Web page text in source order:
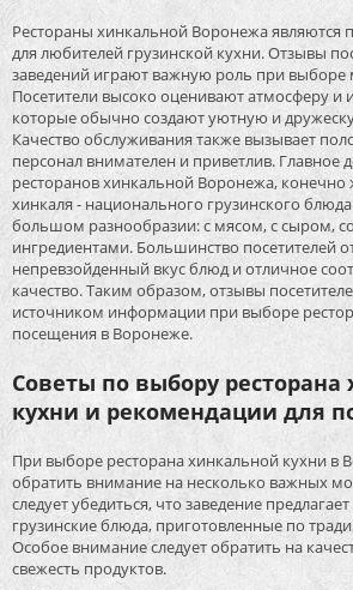
Рестораны хинкальной Воронежа являются
для любителей грузинской кухни. Отзывы
заведений играют важную роль при выборе
Посетители высоко оценивают атмосферу и
которые обычно создают уютную и
Качество обслуживания также вызывает
персонал внимателен и приветлив. Главное
ресторанов хинкальной Воронежа,
хинкаля - национального грузинского
большом разнообразии: с мясом, с сыром,
ингредиентами. Большинство посетителей
непревзойденный вкус блюд и отличное
качество. Таким образом, отзывы
источником информации при выборе
посещения в Воронеже.
Советы по выбору ресторана
кухни и рекомендации для
При выборе ресторана хинкальной кухни в
обратить внимание на несколько важных
следует убедиться, что заведение
грузинские блюда, приготовленные по
Особое внимание следует обратить на
свежесть продуктов.